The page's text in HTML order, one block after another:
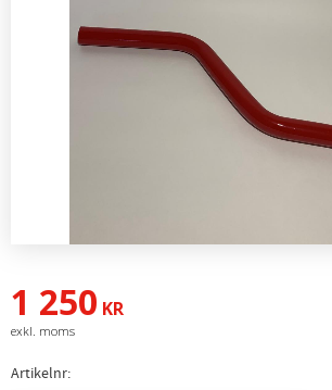
1 250 KR
Artikelnr